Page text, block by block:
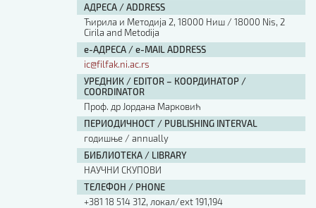
АДРЕСА / ADDRESS
Ћирила и Методија 2, 18000 Ниш / 18000 Nis, 2
Cirila and Metodija
е-АДРЕСА / e-MAIL ADDRESS
ic@filfak.ni.ac.rs
УРЕДНИК / EDITOR – КООРДИНАТОР /
COORDINATOR
Проф. др Јордана Марковић
ПЕРИОДИЧНОСТ / PUBLISHING INTERVAL
годишње / annually
БИБЛИОТЕКА / LIBRARY
НАУЧНИ СКУПОВИ
ТЕЛЕФОН / PHONE
+381 18 514 312, локал/ext 191,194